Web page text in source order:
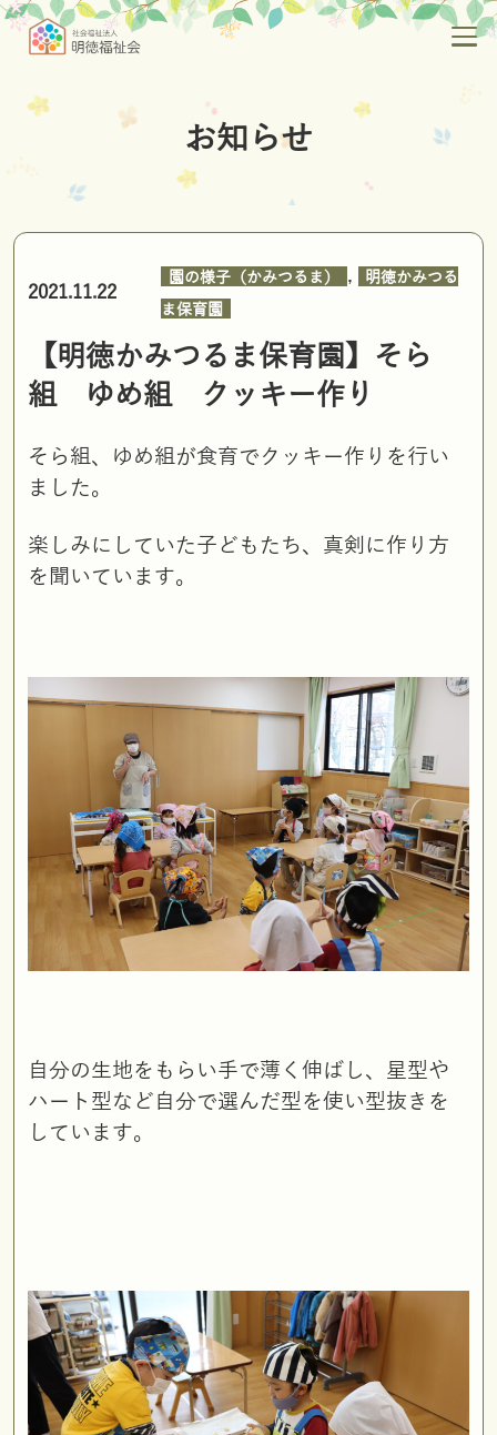
お知らせ
2021.11.22
園の様子（かみつるま） ,
明徳かみつる
ま保育園
【明徳かみつるま保育園】そら
組 ゆめ組 クッキー作り
そら組、ゆめ組が食育でクッキー作りを行い
ました。
楽しみにしていた子どもたち、真剣に作り方
を聞いています。
自分の生地をもらい手で薄く伸ばし、星型や
ハート型など自分で選んだ型を使い型抜きを
しています。